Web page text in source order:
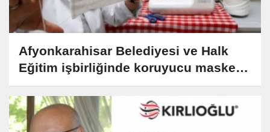
Afyonkarahisar Belediyesi ve Halk
Eğitim işbirliğinde koruyucu maske
üretiliyor